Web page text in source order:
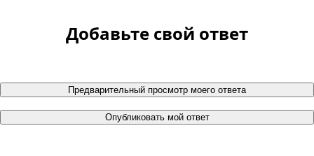
Добавьте свой ответ
Предварительный просмотр моего ответа
Опубликовать мой ответ